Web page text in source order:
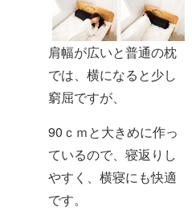
肩幅が広いと普通の枕
では、横になると少し
窮屈ですが、
90ｃｍと大きめに作っ
ているので、寝返りし
やすく、横寝にも快適
です。